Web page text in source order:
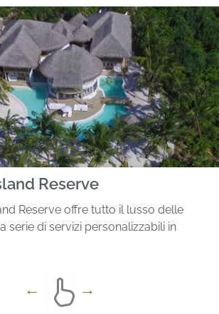
Reserve
Reserve offre tutto il lusso delle
serie di servizi personalizzabili in